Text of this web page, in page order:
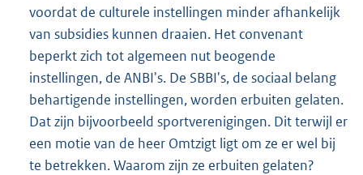
voordat de culturele instellingen minder afhankelijk
van subsidies kunnen draaien. Het convenant
beperkt zich tot algemeen nut beogende
instellingen, de ANBI's. De SBBI's, de sociaal belang
behartigende instellingen, worden erbuiten gelaten.
Dat zijn bijvoorbeeld sportverenigingen. Dit terwijl er
een motie van de heer Omtzigt ligt om ze er wel bij
te betrekken. Waarom zijn ze erbuiten gelaten?